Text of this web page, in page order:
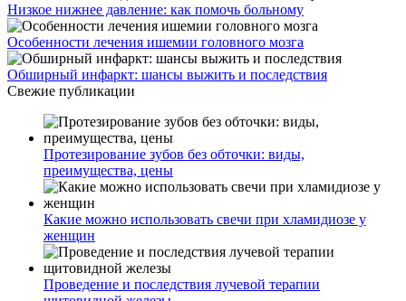
Низкое нижнее давление: как помочь больному
Особенности лечения ишемии головного мозга
Обширный инфаркт: шансы выжить и последствия
Свежие публикации
Протезирование зубов без обточки: виды,
преимущества, цены
Какие можно использовать свечи при хламидиозе у
женщин
Проведение и последствия лучевой терапии